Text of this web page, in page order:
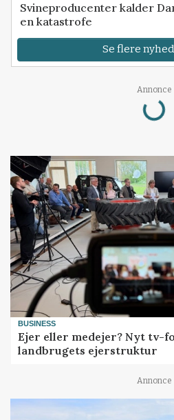
Svineproducenter kalder
en katastrofe
Se flere
Annonce
Loading...
BUSINESS
Ejer eller medejer? Nyt tv-
landbrugets ejerstruktur
Annonce